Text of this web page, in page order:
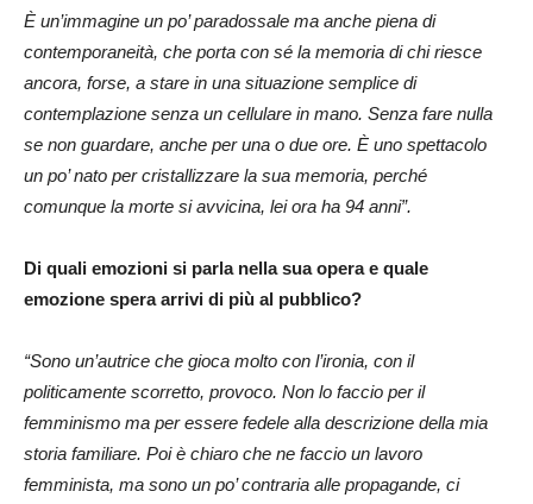
È un’immagine un po’ paradossale ma anche piena di
contemporaneità, che porta con sé la memoria di chi riesce
ancora, forse, a stare in una situazione semplice di
contemplazione senza un cellulare in mano. Senza fare nulla
se non guardare, anche per una o due ore. È uno spettacolo
un po’ nato per cristallizzare la sua memoria, perché
comunque la morte si avvicina, lei ora ha 94 anni”.
Di quali emozioni si parla nella sua opera e quale
emozione spera arrivi di più al pubblico?
“Sono un’autrice che gioca molto con l’ironia, con il
politicamente scorretto, provoco. Non lo faccio per il
femminismo ma per essere fedele alla descrizione della mia
storia familiare. Poi è chiaro che ne faccio un lavoro
femminista, ma sono un po’ contraria alle propagande, ci